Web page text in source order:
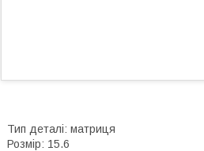
Тип деталі: матриця
Розмір: 15.6